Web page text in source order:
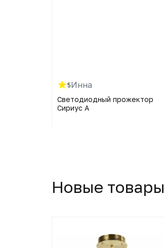
5Инна
Светодиодный прожектор
Сириус А
Новые товары